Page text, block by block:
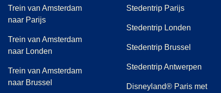
Trein van Amsterdam
naar Parijs
Trein van Amsterdam
naar Londen
Trein van Amsterdam
naar Brussel
Stedentrip Parijs
Stedentrip Londen
Stedentrip Brussel
Stedentrip Antwerpen
Disneyland® Paris met